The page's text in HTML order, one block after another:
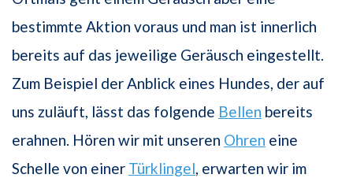
bestimmte Aktion voraus und man ist innerlich
bereits auf das jeweilige Geräusch eingestellt.
Zum Beispiel der Anblick eines Hundes, der auf
uns zuläuft, lässt das folgende Bellen bereits
erahnen. Hören wir mit unseren Ohren eine
Schelle von einer Türklingel , erwarten wir im